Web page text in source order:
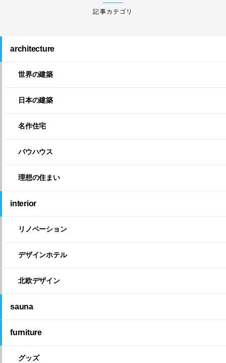
architecture
世界の建築
日本の建築
名作住宅
バウハウス
理想の住まい
interior
リノベーション
デザインホテル
北欧デザイン
sauna
furniture
グッズ